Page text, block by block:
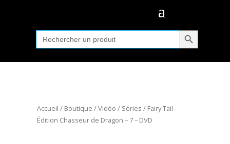
Search
for:
Search Button
Accueil / Boutique /Vidéo / Séries / Fairy Tail –
Édition Chasseur de Dragon – 7 – DVD